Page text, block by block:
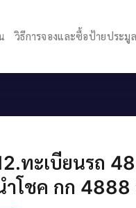
วิธีการจองและซื้อป้ายประมูล
ทะเบียนรถ
ำโชค กก 4888